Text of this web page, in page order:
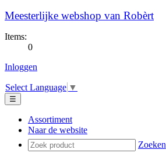
Meesterlijke webshop van Robèrt
Items:
0
Inloggen
Select Language ▼
☰
Assortiment
Naar de website
Zoeken